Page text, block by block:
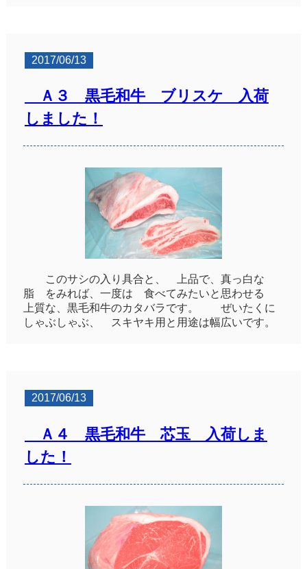
2017/06/13
Ａ３ 黒毛和牛 ブリスケ 入荷
しました！
このサシの入り具合と、 上品で、真っ白な
脂 をみれば、一度は 食べてみたいと思わせる
上質な、黒毛和牛のカタバラです。 ぜいたくに
しゃぶしゃぶ、 スキヤキ用と用途は幅広いです。
2017/06/13
Ａ４ 黒毛和牛 芯玉 入荷しま
した！